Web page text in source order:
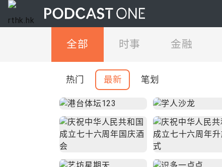
全部 时事 金融
热门 最新 笔划